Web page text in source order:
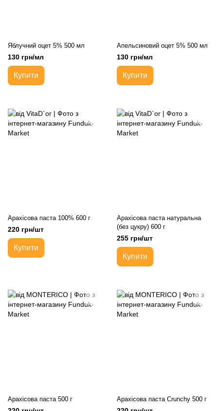
Яблучний оцет 5% 500 мл
130 грн/мл
Купити
Апельсиновий оцет 5% 500 мл
130 грн/мл
Купити
Арахісова паста 100% 600 г
220 грн/шт
Купити
Арахісова паста натуральна
(без цукру) 600 г
255 грн/шт
Купити
Арахісова паста 500 г Арахісова паста Crunchy 500 г